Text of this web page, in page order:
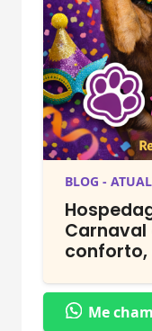
BLOG -
Carnaval
conforto,
Me